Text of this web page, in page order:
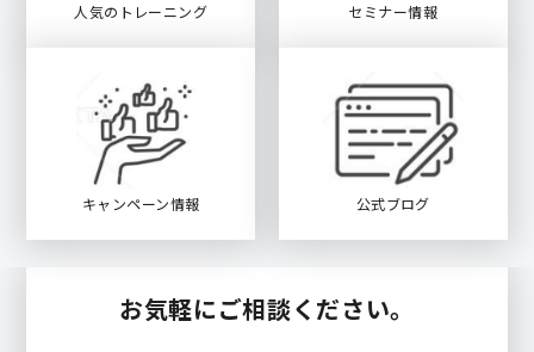
人気のトレーニング セミナー情報
キャンペーン情報 公式ブログ
お気軽にご相談ください。